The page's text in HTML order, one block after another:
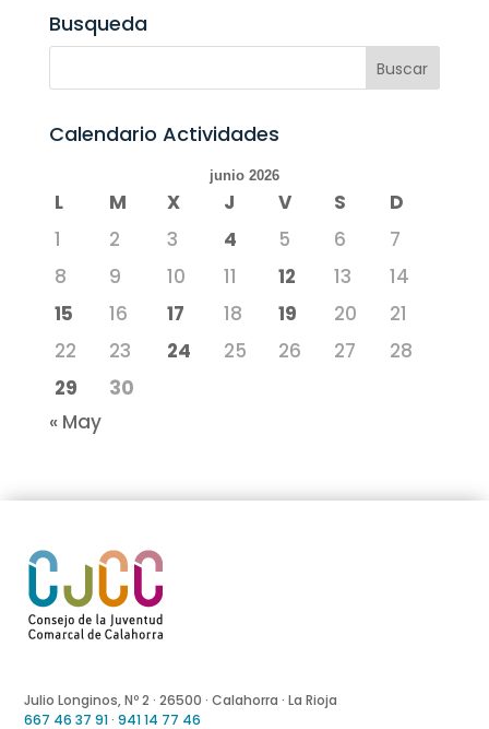
Busqueda
Calendario Actividades
junio 2026
L M X J V S
D
1
2 3 4 5 6
7
8
9 10 11 12 13
14
15
16 17 18 19 20
21
22
23 24 25 26 27
28
29
30
« May
Julio Longinos, Nº 2 · 26500 · Calahorra · La Rioja
667 46 37 91·941 14 77 46